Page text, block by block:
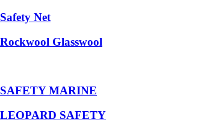
Safety Net
Rockwool Glasswool
SAFETY MARINE
LEOPARD SAFETY